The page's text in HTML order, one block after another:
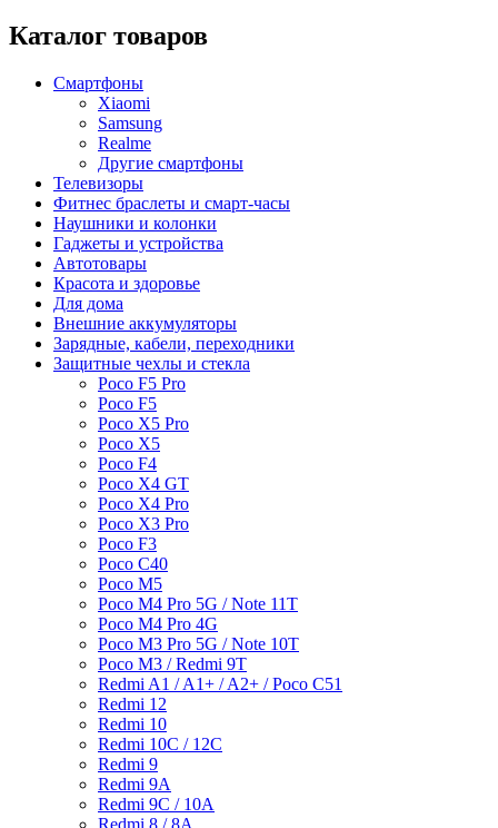
Каталог товаров
Смартфоны
Xiaomi
Samsung
Realme
Другие смартфоны
Телевизоры
Фитнес браслеты и смарт-часы
Наушники и колонки
Гаджеты и устройства
Автотовары
Красота и здоровье
Для дома
Внешние аккумуляторы
Зарядные, кабели, переходники
Защитные чехлы и стекла
Poco F5 Pro
Poco F5
Poco X5 Pro
Poco X5
Poco F4
Poco X4 GT
Poco X4 Pro
Poco X3 Pro
Poco F3
Poco C40
Poco M5
Poco M4 Pro 5G / Note 11T
Poco M4 Pro 4G
Poco M3 Pro 5G / Note 10T
Poco M3 / Redmi 9T
Redmi A1 / A1+ / A2+ / Poco C51
Redmi 12
Redmi 10
Redmi 10C / 12C
Redmi 9
Redmi 9A
Redmi 9C / 10A
Redmi 8 / 8A